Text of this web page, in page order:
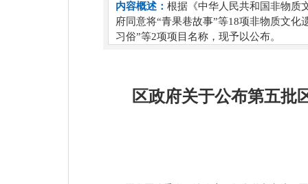
内容概述： 根据《中华人民共和国非物质
府同意将“青果巷故事”等18项非物质文
习俗”等2项项目名称，现予以公布。
区政府关于公布第五批